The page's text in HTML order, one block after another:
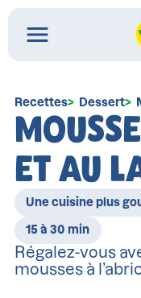
Recettes Dessert
ET AU
Une cuisine plus
15 à 30 min
Régalez-vous
mousses à